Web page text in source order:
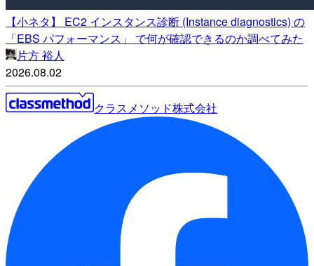
【小ネタ】 EC2 インスタンス診断 (Instance diagnostics) の
「EBS パフォーマンス」 で何が確認できるのか調べてみた
片方 裕人
2026.08.02
クラスメソッド株式会社